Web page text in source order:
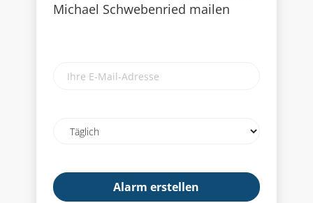
Michael Schwebenried mailen
frequency